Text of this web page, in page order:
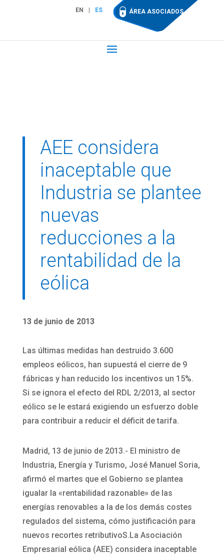
EN ES ÁREA ASOCIADOS
AEE considera
inaceptable que
Industria se plantee
nuevas
reducciones a la
rentabilidad de la
eólica
13 de junio de 2013
Las últimas medidas han destruido 3.600
empleos eólicos, han supuestá el cierre de 9
fábricas y han reducido los incentivos un 15%.
Si se ignora el efecto del RDL 2/2013, al sector
eólico se le estará exigiendo un esfuerzo doble
para contribuir a reducir el déficit de tarifa.
Madrid, 13 de junio de 2013.- El ministro de
Industria, Energía y Turismo, José Manuel Soria,
afirmó el martes que el Gobierno se plantea
igualar la «rentabilidad razonable» de las
energías renovables a la de los demás costes
regulados del sistema, cómo justificación para
nuevos recortes retributivoS.La Asociación
Empresarial eólica (AEE) considera inaceptable